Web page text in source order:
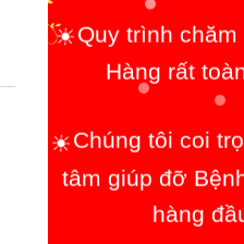
Hàng rất
Chúng tôi coi
tâm giúp đỡ
hàng đầu!